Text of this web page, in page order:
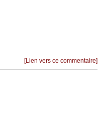
[Lien vers ce commentaire]